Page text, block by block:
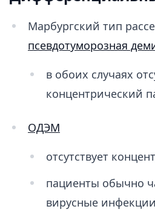
Марбургский тип
псевдотуморозная
в обоих случаях
концентрический
ОДЭМ
отсутствует
пациенты обычно
вирусные инфекции